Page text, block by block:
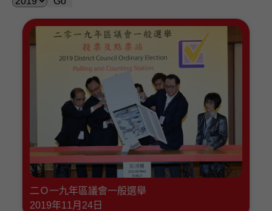
二Ｏ一九年區議會一般選舉
2019年11月24日